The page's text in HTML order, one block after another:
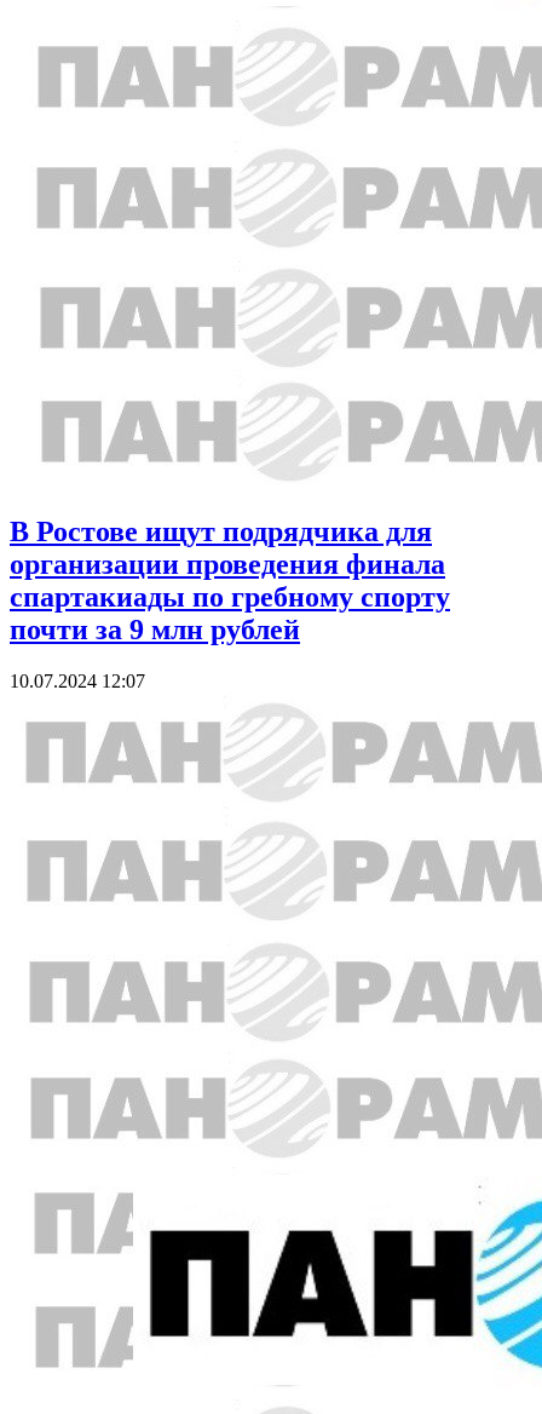
В Ростове ищут подрядчика для
организации проведения финала
спартакиады по гребному спорту
почти за 9 млн рублей
10.07.2024 12:07